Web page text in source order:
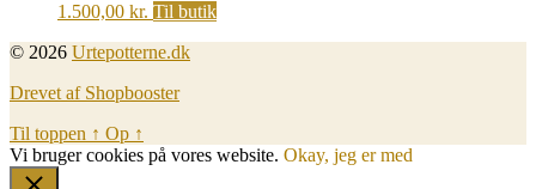
1.500,00 kr. Til butik
© 2026 Urtepotterne.dk
Drevet af Shopbooster
Til toppen ↑ Op ↑
Vi bruger cookies på vores website. Okay, jeg er med